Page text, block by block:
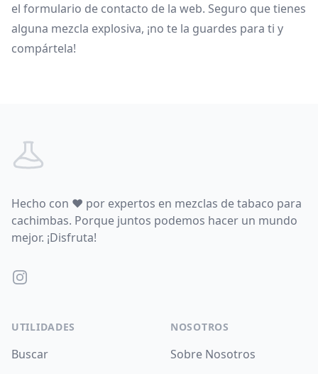
el formulario de contacto de la web. Seguro que tienes
alguna mezcla explosiva, ¡no te la guardes para ti y
compártela!
Hecho con ♥ por expertos en mezclas de tabaco para
cachimbas. Porque juntos podemos hacer un mundo
mejor. ¡Disfruta!
Instagram
UTILIDADES
Buscar
NOSOTROS
Sobre Nosotros